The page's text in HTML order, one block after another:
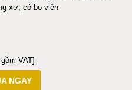
xơ, có bo viền
VAT]
NGAY